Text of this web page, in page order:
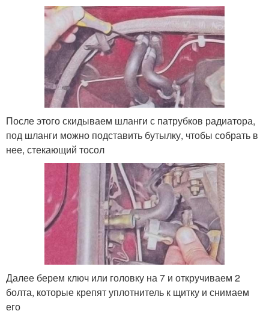
После этого скидываем шланги с патрубков радиатора,
под шланги можно подставить бутылку, чтобы собрать в
нее, стекающий тосол
Далее берем ключ или головку на 7 и откручиваем 2
болта, которые крепят уплотнитель к щитку и снимаем
его